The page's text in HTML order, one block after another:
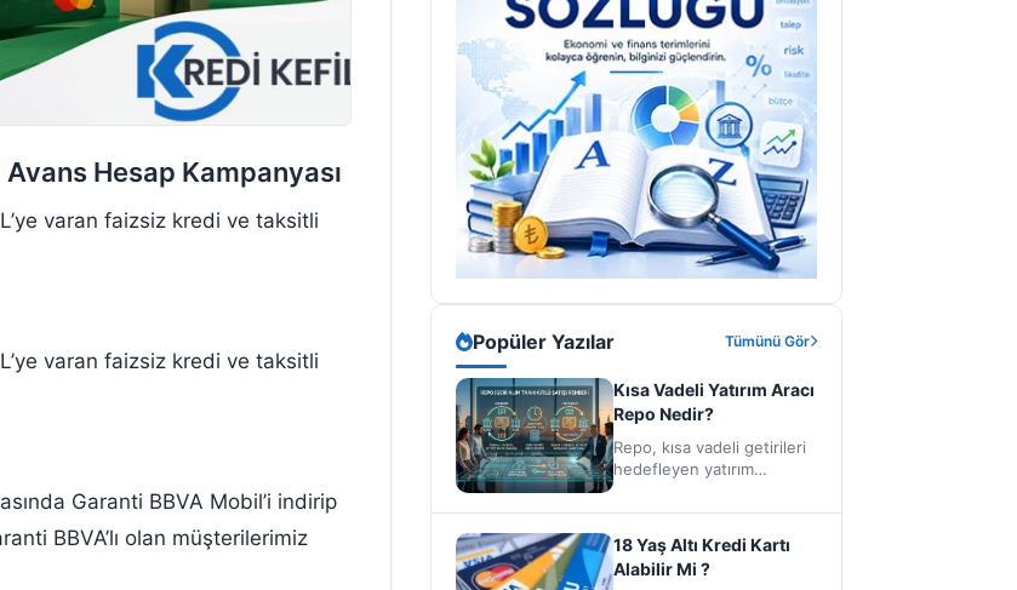
Hesap Kampanyası
varan faizsiz kredi ve taksitli
varan faizsiz kredi ve taksitli
Garanti BBVA Mobil’i indirip
BBVA’lı olan müşterilerimiz
Popüler Yazılar Tümünü Gör
Kısa Vadeli Yatırım Aracı
Repo Nedir?
Repo, kısa vadeli getirileri
hedefleyen yatırım
bankaların bireysel
yatırımcıya ve kurumsal
yatırımcıya sağlamış
oldukları…
18 Yaş Altı Kredi Kartı
Alabilir Mi ?